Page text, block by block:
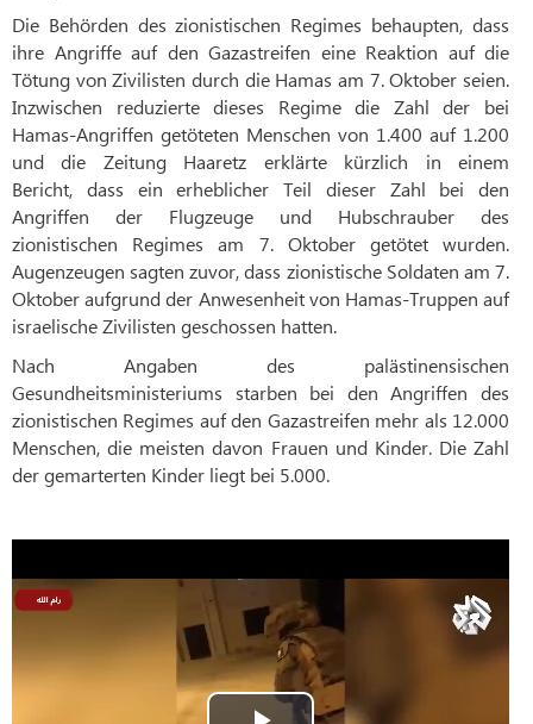
Die Behörden des zionistischen Regimes behaupten, dass
ihre Angriffe auf den Gazastreifen eine Reaktion auf die
Tötung von Zivilisten durch die Hamas am 7. Oktober seien.
Inzwischen reduzierte dieses Regime die Zahl der bei
Hamas-Angriffen getöteten Menschen von 1.400 auf 1.200
und die Zeitung Haaretz erklärte kürzlich in einem
Bericht, dass ein erheblicher Teil dieser Zahl bei den
Angriffen der Flugzeuge und Hubschrauber des
zionistischen Regimes am 7. Oktober getötet wurden.
Augenzeugen sagten zuvor, dass zionistische Soldaten am 7.
Oktober aufgrund der Anwesenheit von Hamas-Truppen auf
israelische Zivilisten geschossen hatten.
Nach Angaben des palästinensischen
Gesundheitsministeriums starben bei den Angriffen des
zionistischen Regimes auf den Gazastreifen mehr als 12.000
Menschen, die meisten davon Frauen und Kinder. Die Zahl
der gemarterten Kinder liegt bei 5.000.